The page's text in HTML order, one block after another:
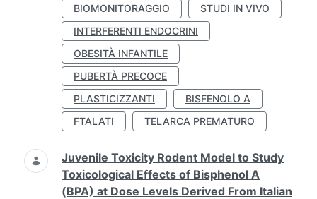
BIOMONITORAGGIO
STUDI IN VIVO
INTERFERENTI ENDOCRINI
OBESITÀ INFANTILE
PUBERTÀ PRECOCE
PLASTICIZZANTI
BISFENOLO A
FTALATI
TELARCA PREMATURO
Juvenile Toxicity Rodent Model to Study
Toxicological Effects of Bisphenol A
(BPA) at Dose Levels Derived From Italian